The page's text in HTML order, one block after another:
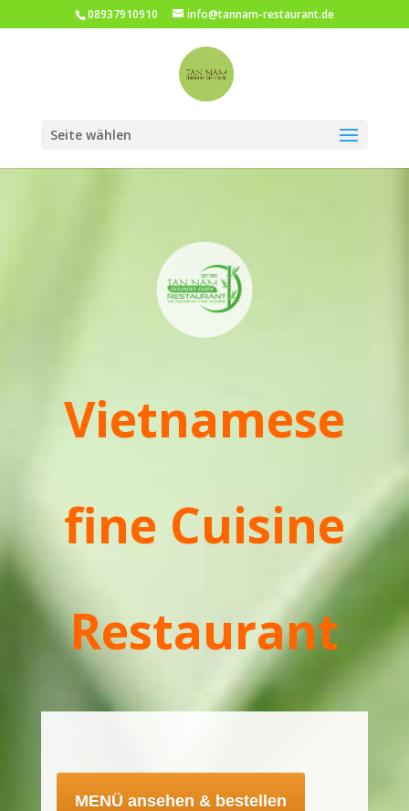
08937910910 info@tannam-restaurant.de
Seite wählen
Vietnamese
fine Cuisine
Restaurant
MENÜ ansehen & bestellen